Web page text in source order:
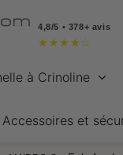
4,8/5 • 378+ avis
★ ★ ★ ★ ☆
à Crinoline
Accessoires et